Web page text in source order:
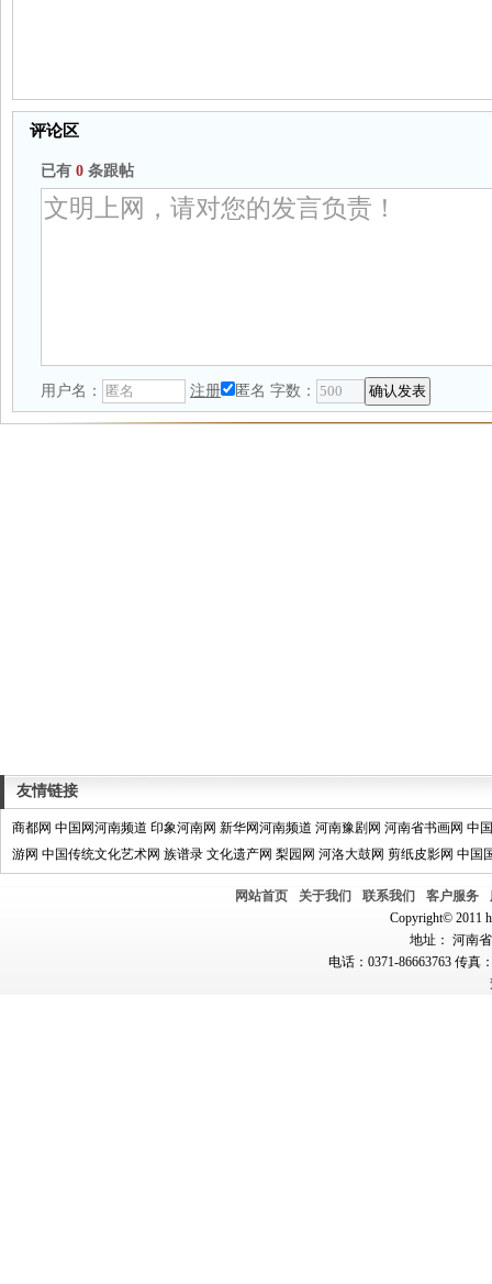
评论区
已有 0 条跟帖
用户名： 注册 匿名 字数：
友情链接
商都网 中国网河南频道 印象河南网 新华网河南频道 河南豫剧网 河南省书画网 中
游网 中国传统文化艺术网 族谱录 文化遗产网 梨园网 河洛大鼓网 剪纸皮影网 中国
网站首页 关于我们 联系我们 客户服务
Copyright© 2011
地址： 河南
电话：0371-86663763 传真